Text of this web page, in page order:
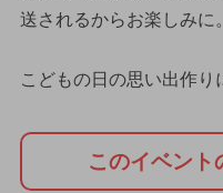
送されるからお楽しみに。
こどもの日の思い出作り
このイベント